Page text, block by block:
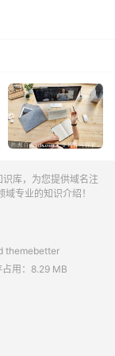
库，为您提供域名注
专业的知识介绍！
themebetter
用：8.29 MB